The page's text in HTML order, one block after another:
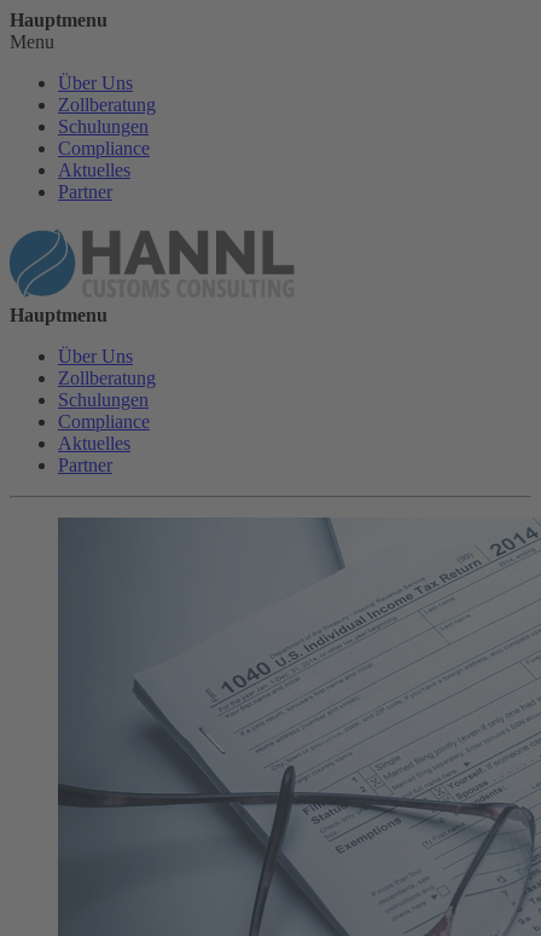
Hauptmenu
Menu
Über Uns
Zollberatung
Schulungen
Compliance
Aktuelles
Partner
Hauptmenu
Über Uns
Zollberatung
Schulungen
Compliance
Aktuelles
Partner